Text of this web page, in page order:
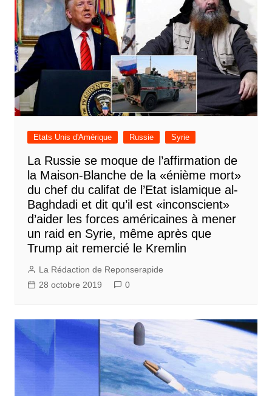
Etats Unis d'Amérique Russie Syrie
La Russie se moque de l’affirmation de
la Maison-Blanche de la «énième mort»
du chef du califat de l’Etat islamique al-
Baghdadi et dit qu’il est «inconscient»
d’aider les forces américaines à mener
un raid en Syrie, même après que
Trump ait remercié le Kremlin
La Rédaction de Reponserapide
28 octobre 2019
0